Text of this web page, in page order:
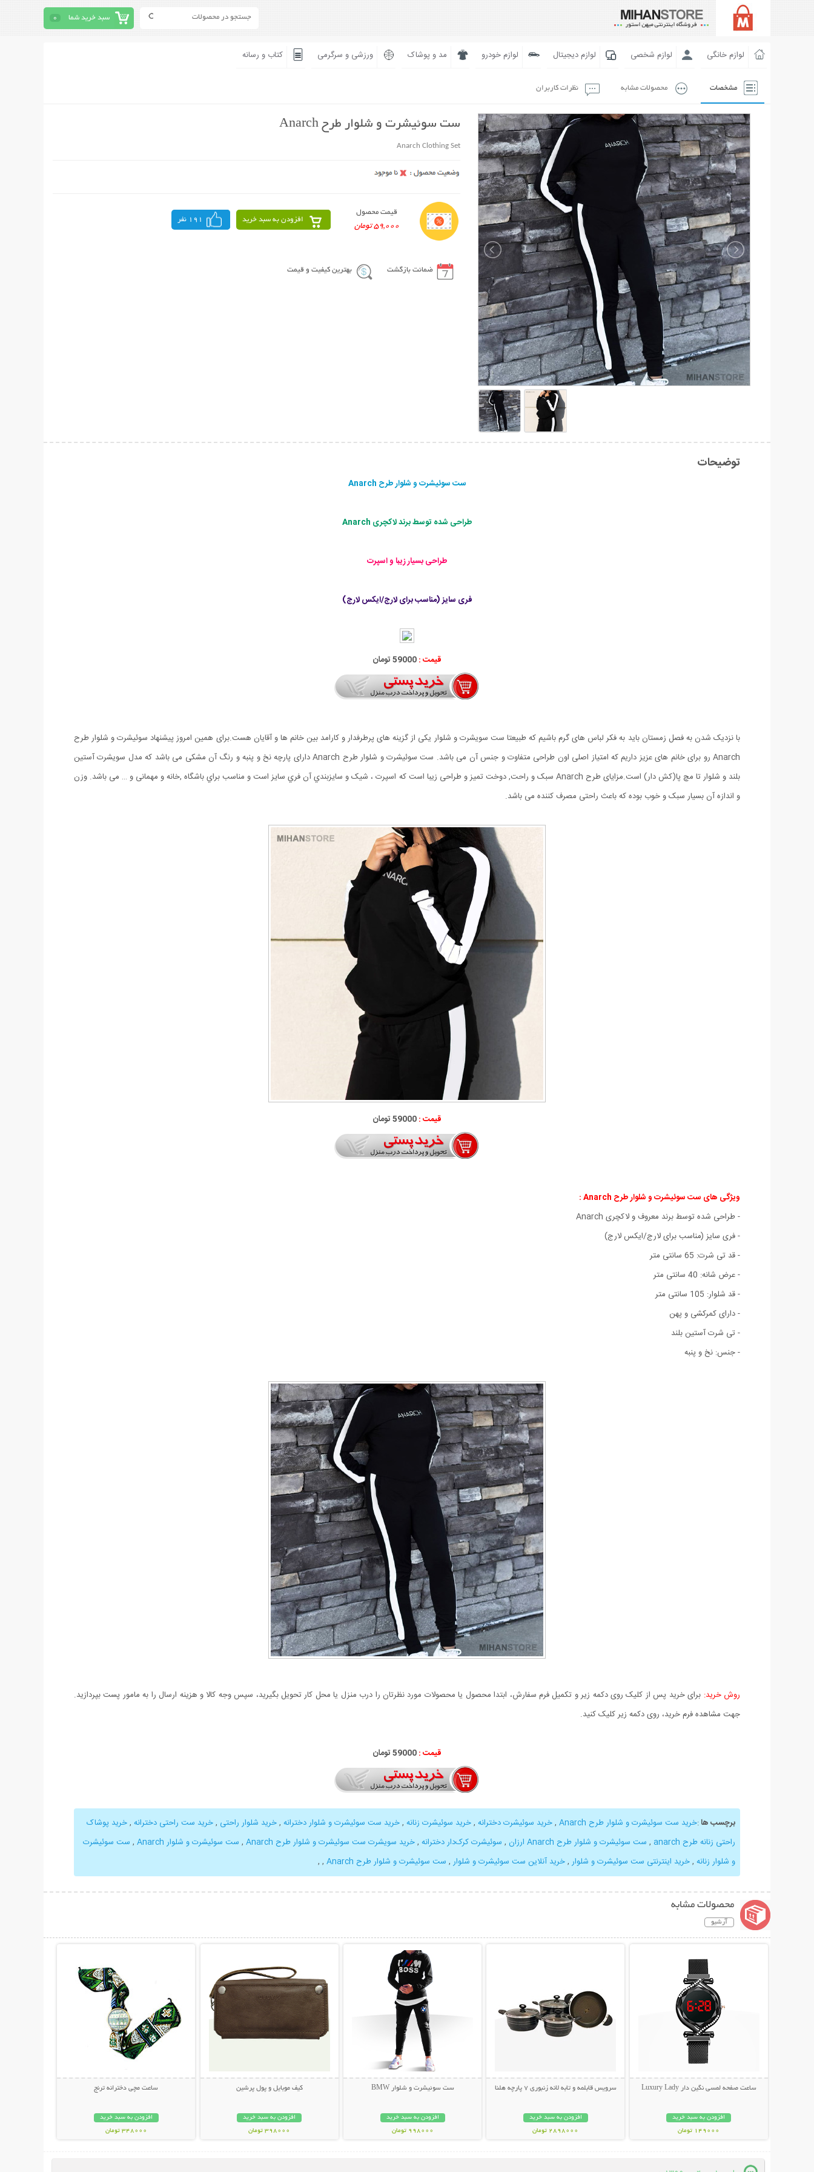
سبد خرید شما 0
لوازم خانگی لوازم شخصی لوازم دیجیتال لوازم خودرو مد و پوشاک ورزشی و سرگرمی کتاب و رسانه
مشخصات محصولات مشابه نظرات کاربران
ست سوئیشرت و شلوار طرح Anarch
Anarch Clothing Set
قیمت محصول
59,000 تومان
افزودن به سبد خرید 191 نفر
ضمانت بازگشت بهترین کیفیت و قیمت
توضیحات
ست سوئیشرت و شلوار طرح Anarch
طراحی شده توسط برند لاکچری Anarch
طراحی بسیار زیبا و اسپرت
فری سایز (مناسب برای لارج/ایکس لارج)
قیمت :59000 تومان
با نزدیک شدن به فصل زمستان باید به فکر لباس های گرم باشیم که طبیعتا ست سویشرت و شلوار یکی از گزینه های پرطرفدار و کارامد بین خانم ها و آقایان هست.برای همین امروز پیشنهاد سوئیشرت و شلوار طرح
Anarch رو برای خانم های عزیز داریم که امتیاز اصلی اون طراحی متفاوت و جنس آن می باشد. ست سوئیشرت و شلوار طرح Anarch دارای پارچه نخ و پنبه و رنگ آن مشکی می باشد که مدل سویشرت آستین
بلند و شلوار تا مچ پا(کش دار) است.مزايای طرح Anarch سبک و راحت, دوخت تميز و طراحی زیبا است که اسپرت ، شیک و سايزبندي آن فري سايز است و مناسب براي باشگاه ,خانه و مهمانی و … می باشد. وزن
و اندازه آن بسیار سبک و خوب بوده که باعث راحتی مصرف کننده می باشد.
قیمت :59000 تومان
ویژگی های ست سوئیشرت و شلوار طرح Anarch :
- طراحی شده توسط برند معروف و لاکچری Anarch
- فری سایز (مناسب برای لارج/ایکس لارج)
- قد تی شرت: 65 سانتی متر
- عرض شانه: 40 سانتی متر
- قد شلوار: 105 سانتی متر
- دارای کمرکشی و پهن
- تی شرت آستین بلند
- جنس: نخ و پنبه
روش خرید: برای خرید پس از کلیک روی دکمه زیر و تکمیل فرم سفارش، ابتدا محصول یا محصولات مورد نظرتان را درب منزل یا محل کار تحویل بگیرید، سپس وجه کالا و هزینه ارسال را به مامور پست بپردازید.
جهت مشاهده فرم خرید، روی دکمه زیر کلیک کنید.
قیمت :59000 تومان
برچسب ها:خرید ست سوئیشرت و شلوار طرح Anarch ,خرید سوئیشرت دخترانه ,خرید سوئیشرت زنانه ,خرید ست سوئیشرت و شلوار دخترانه ,خرید شلوار راحتی ,خرید ست راحتی دخترانه ,خرید پوشاک
راحتی زنانه طرح anarch
, ست سوئیشرت و شلوار طرح Anarch ارزان , سوئیشرت کرک‌دار دخترانه ,خرید سویشرت ست سوئیشرت و شلوار طرح Anarch , ست سوئیشرت و شلوار Anarch , ست سوئیشرت
و شلوار زنانه ,خرید اینترنتی ست سوئیشرت و شلوار ,خرید آنلاین ست سوئیشرت و شلوار , ست سوئیشرت و شلوار طرح Anarch ,
,
محصولات مشابه
آرشیو
ساعت صفحه لمسی نگین دار Luxury Lady
افزودن به سبد خرید
149000 تومان
سرویس قابلمه و تابه لانه زنبوری 7 پارچه هلنا
افزودن به سبد خرید
2898000 تومان
ست سوئیشرت و شلوار BMW
افزودن به سبد خرید
998000 تومان
کیف موبایل و پول پرشین
افزودن به سبد خرید
398000 تومان
ساعت مچی دخترانه ترنج
افزودن به سبد خرید
348000 تومان